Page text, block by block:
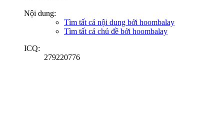
Nội dung:
Tìm tất cả nội dung bởi hoombalay
Tìm tất cả chủ đề bởi hoombalay
ICQ:
279220776